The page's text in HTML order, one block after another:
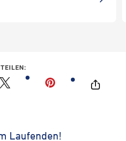
TEILEN: